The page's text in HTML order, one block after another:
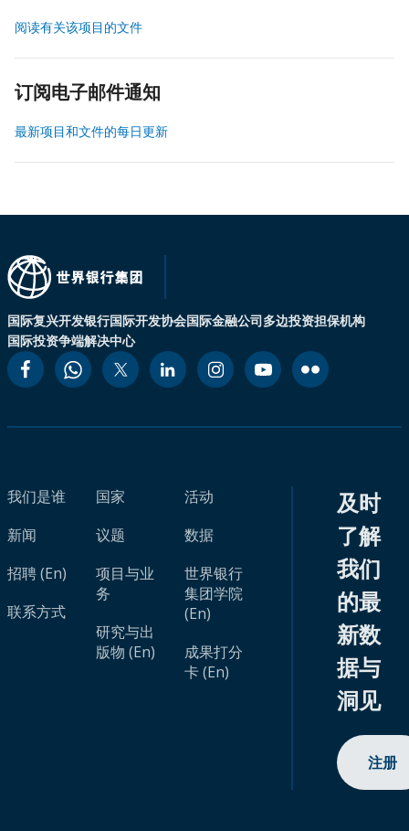
阅读有关该项目的文件
订阅电子邮件通知
最新项目和文件的每日更新
国际复兴开发银行国际开发协会国际金融公司多边投资担保机构
国际投资争端解决中心
我们是谁
新闻
招聘 (En)
联系方式
国家
议题
项目与业
务
研究与出
版物 (En)
活动
数据
世界银行
集团学院
(En)
成果打分
卡 (En)
及时
了解
我们
的最
新数
据与
洞见
注册